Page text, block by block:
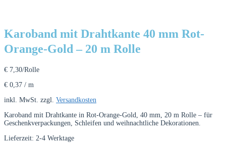
Karoband mit Drahtkante 40 mm Rot-
Orange-Gold – 20 m Rolle
€ 7,30/Rolle
€ 0,37 / m
inkl. MwSt. zzgl. Versandkosten
Karoband mit Drahtkante in Rot-Orange-Gold, 40 mm, 20 m Rolle – für
Geschenkverpackungen, Schleifen und weihnachtliche Dekorationen.
Lieferzeit: 2-4 Werktage